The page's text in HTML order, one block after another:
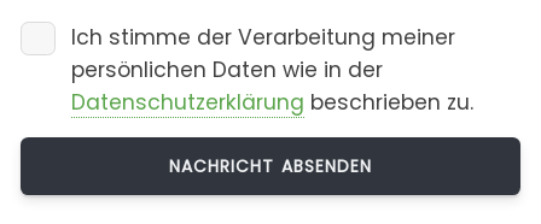
Ich stimme der Verarbeitung meiner
persönlichen Daten wie in der
Datenschutzerklärung beschrieben zu.